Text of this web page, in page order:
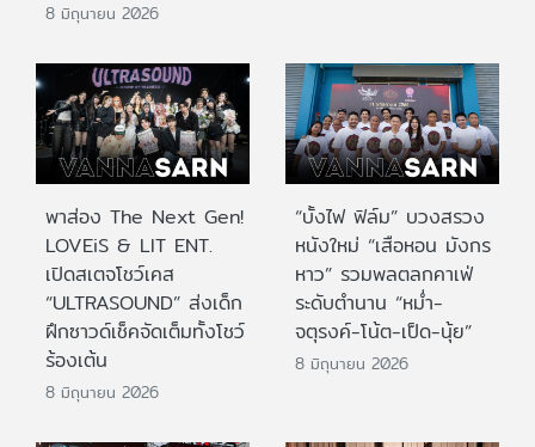
8 มิถุนายน 2026
พาส่อง The Next Gen!
LOVEiS & LIT ENT.
เปิดสเตจโชว์เคส
“ULTRASOUND” ส่งเด็ก
ฝึกซาวด์เช็คจัดเต็มทั้งโชว์
ร้องเต้น
8 มิถุนายน 2026
“บั้งไฟ ฟิล์ม” บวงสรวง
หนังใหม่ “เสือหอน มังกร
หาว” รวมพลตลกคาเฟ่
ระดับตำนาน “หม่ำ-
จตุรงค์-โน้ต-เป็ด-นุ้ย”
8 มิถุนายน 2026